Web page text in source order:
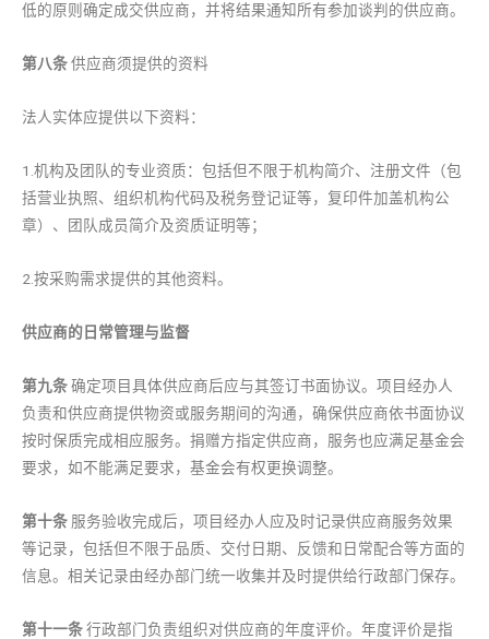
低的原则确定成交供应商，并将结果通知所有参加谈判的供应商。
第八条供应商须提供的资料
法人实体应提供以下资料：
1.机构及团队的专业资质：包括但不限于机构简介、注册文件（包
括营业执照、组织机构代码及税务登记证等，复印件加盖机构公
章）、团队成员简介及资质证明等；
2.按采购需求提供的其他资料。
供应商的日常管理与监督
第九条确定项目具体供应商后应与其签订书面协议。项目经办人
负责和供应商提供物资或服务期间的沟通，确保供应商依书面协议
按时保质完成相应服务。捐赠方指定供应商，服务也应满足基金会
要求，如不能满足要求，基金会有权更换调整。
第十条 服务验收完成后，项目经办人应及时记录供应商服务效果
等记录，包括但不限于品质、交付日期、反馈和日常配合等方面的
信息。相关记录由经办部门统一收集并及时提供给行政部门保存。
第十一条行政部门负责组织对供应商的年度评价。年度评价是指